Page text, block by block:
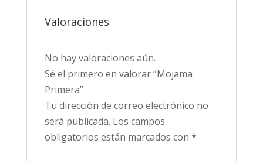
Valoraciones
No hay valoraciones aún.
Sé el primero en valorar “Mojama
Primera”
Tu dirección de correo electrónico no
será publicada. Los campos
obligatorios están marcados con *